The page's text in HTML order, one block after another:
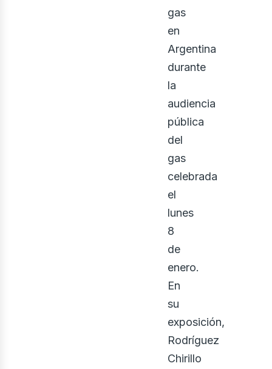
gas
en
Argentina
durante
la
audiencia
pública
del
gas
celebrada
el
lunes
8
de
enero.
En
su
exposición,
Rodríguez
Chirillo